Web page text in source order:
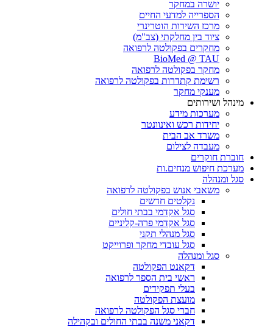
יושרה במחקר
הספרייה למדעי החיים
מרכז השירות הוטרינרי
ציוד בין מחלקתי (צב"מ)
מחקרים בפקולטה לרפואה
BioMed @ TAU
מחקר בפקולטה לרפואה
רשימת קתדרות בפקולטה לרפואה
מענקי מחקר
מינהל ושירותים
מערכות מידע
יחידות רכש ואינוונטר
משרד אב הבית
מעבדה לצילום
חוברת חוקרים
מערכת חיפוש מנחים.ות
סגל ומנהלה
משאבי אנוש בפקולטה לרפואה
נקלטים חדשים
סגל אקדמי בבתי חולים
סגל אקדמי פרה-קליניים
סגל מנהלי תקני
סגל עובדי מחקר ופרוייקט
סגל ומנהלה
דקאנט הפקולטה
ראשי בית הספר לרפואה
בעלי תפקידים
מועצת הפקולטה
חברי סגל הפקולטה לרפואה
דקאני משנה בבתי החולים ובקהילה